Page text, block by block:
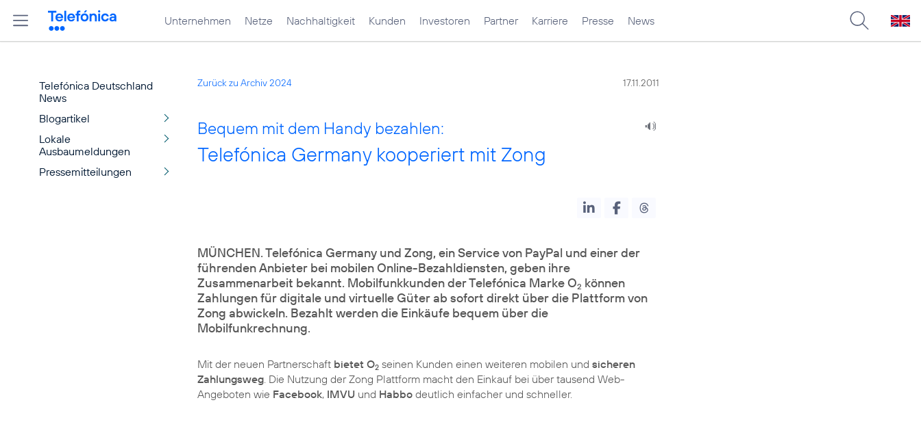
Unternehmen Netze Nachhaltigkeit Kunden Investoren Partner Karriere Presse News
Telefónica Deutschland
News
Blogartikel
Lokale
Ausbaumeldungen
Pressemitteilungen
Zurück zu Archiv 2024 17.11.2011
Bequem mit dem Handy bezahlen:
Telefónica Germany kooperiert mit Zong
MÜNCHEN. Telefónica Germany und Zong, ein Service von PayPal und einer der
führenden Anbieter bei mobilen Online-Bezahldiensten, geben ihre
Zusammenarbeit bekannt. Mobilfunkkunden der Telefónica Marke O2 können
Zahlungen für digitale und virtuelle Güter ab sofort direkt über die Plattform von
Zong abwickeln. Bezahlt werden die Einkäufe bequem über die
Mobilfunkrechnung.
Mit der neuen Partnerschaft bietet O2 seinen Kunden einen weiteren mobilen und sicheren
Zahlungsweg. Die Nutzung der Zong Plattform macht den Einkauf bei über tausend Web-
Angeboten wie Facebook, IMVU und Habbo deutlich einfacher und schneller.